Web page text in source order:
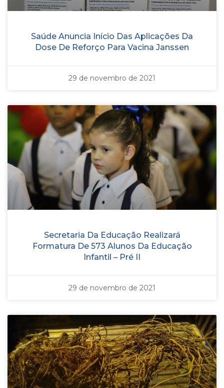
Saúde Anuncia Início Das Aplicações Da
Dose De Reforço Para Vacina Janssen
29 de novembro de 2021
Secretaria Da Educação Realizará
Formatura De 573 Alunos Da Educação
Infantil – Pré II
29 de novembro de 2021